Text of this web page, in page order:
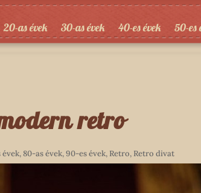
20-as évek 30-as évek 40-es évek 50-es
retro
évek, 80-as évek,90-es évek,Retro,Retro divat